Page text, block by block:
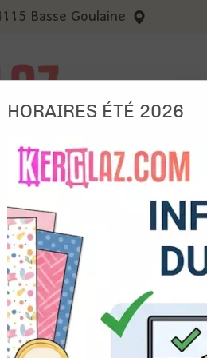
Basse Goulaine
CARTERIE MACHINES
> Encre
Ils
et du
précises
Si vous
de la
HORAIRES ÉTÉ 2026